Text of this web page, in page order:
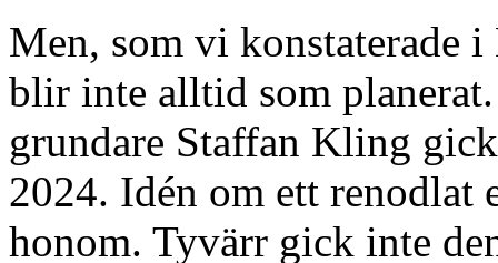
Men, som vi konstaterade
blir inte alltid som
grundare Staffan Kling
2024. Idén om ett renodlat
honom. Tyvärr gick inte